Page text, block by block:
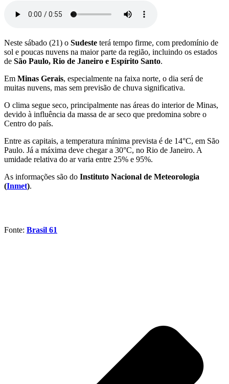
Neste sábado (21) o Sudeste terá tempo firme, com predomínio de
sol e poucas nuvens na maior parte da região, incluindo os estados
de São Paulo, Rio de Janeiro e Espírito Santo.
Em Minas Gerais, especialmente na faixa norte, o dia será de
muitas nuvens, mas sem previsão de chuva significativa.
O clima segue seco, principalmente nas áreas do interior de Minas,
devido à influência da massa de ar seco que predomina sobre o
Centro do país.
Entre as capitais, a temperatura mínima prevista é de 14°C, em São
Paulo. Já a máxima deve chegar a 30°C, no Rio de Janeiro. A
umidade relativa do ar varia entre 25% e 95%.
As informações são do Instituto Nacional de Meteorologia
(Inmet).
Fonte: Brasil 61